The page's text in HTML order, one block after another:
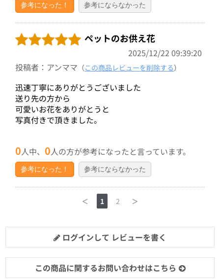
参考になった！ 参考にならなかった
ペットのお供え花
2025/12/22 09:39:20
投稿者：アンママ （この商品レビューを削除する）
迅速丁寧にありがとうございました
送り先の方から
可愛いお花をありがとうと
写真付きで頂きました。
0人中、0人の方が参考になったと言っています。
参考になった！ 参考にならなかった
＜ 1 2 ＞
ログインして レビューを書く
この商品に関するお問い合わせはこちら